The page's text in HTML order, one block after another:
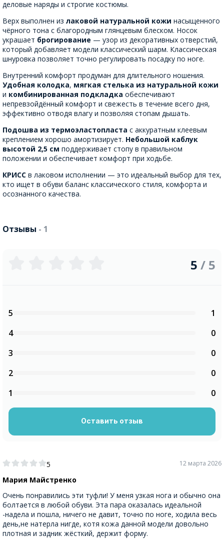
деловые наряды и строгие костюмы.
Верх выполнен из лаковой натуральной кожи насыщенного
чёрного тона с благородным глянцевым блеском. Носок
украшает брогирование — узор из декоративных отверстий,
который добавляет модели классический шарм. Классическая
шнуровка позволяет точно регулировать посадку по ноге.
Внутренний комфорт продуман для длительного ношения.
Удобная колодка, мягкая стелька из натуральной кожи
и комбинированная подкладка обеспечивают
непревзойдённый комфорт и свежесть в течение всего дня,
эффективно отводя влагу и позволяя стопам дышать.
Подошва из термоэластопласта с аккуратным клеевым
креплением хорошо амортизирует. Небольшой каблук
высотой 2,5 см поддерживает стопу в правильном
положении и обеспечивает комфорт при ходьбе.
КРИСС в лаковом исполнении — это идеальный выбор для тех,
кто ищет в обуви баланс классического стиля, комфорта и
осознанного качества.
Отзывы - 1
5
Мария Майстренко
12 марта 2026
Очень понравились эти туфли! У меня узкая нога и обычно она
болтается в любой обуви. Эта пара оказалась идеальной
-надела и пошла, ничего не давит, точно по ноге, ходила весь
день,не натерла нигде, котя кожа данной модели довольно
плотная и задник жёсткий, держит форму.
5 / 5
5
1
4
0
3
0
2
0
1
0
Оставить отзыв